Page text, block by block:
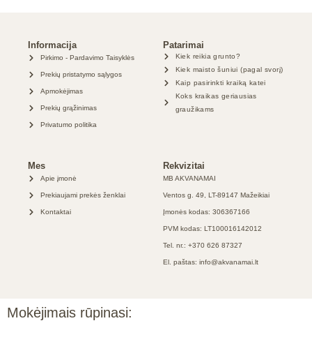
Informacija
Pirkimo - Pardavimo Taisyklės
Prekių pristatymo sąlygos
Apmokėjimas
Prekių grąžinimas
Privatumo politika
Patarimai
Kiek reikia grunto?
Kiek maisto šuniui (pagal svorį)
Kaip pasirinkti kraiką katei
Koks kraikas geriausias
graužikams
Mes
Apie įmonė
Prekiaujami prekės ženklai
Kontaktai
Rekvizitai
MB AKVANAMAI
Ventos g. 49, LT-89147 Mažeikiai
Įmonės kodas: 306367166
PVM kodas: LT100016142012
Tel. nr.: +370 626 87327
El. paštas: info@akvanamai.lt
Mokėjimais rūpinasi: